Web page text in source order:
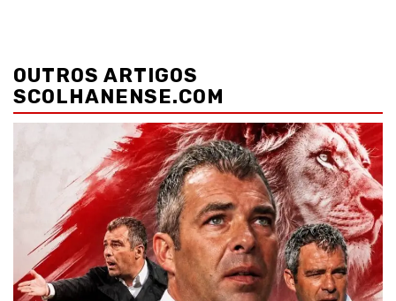
de
artigos
OUTROS ARTIGOS
SCOLHANENSE.COM